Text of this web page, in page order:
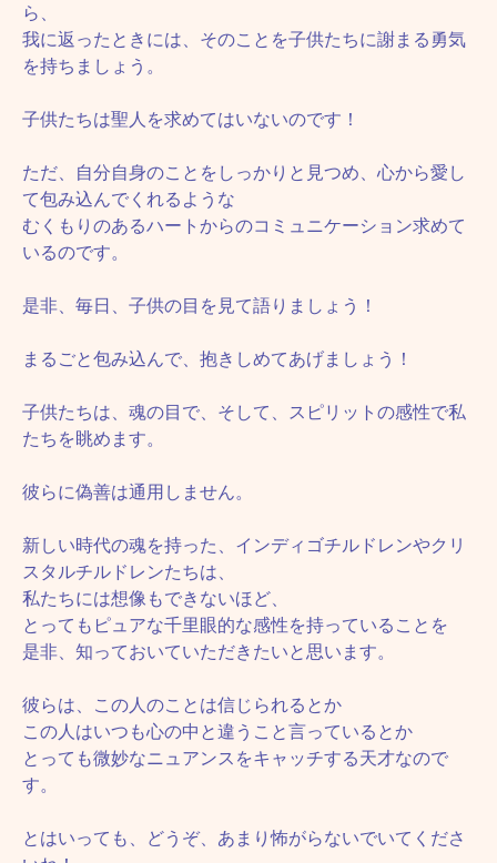
ら、
我に返ったときには、そのことを子供たちに謝まる勇気
を持ちましょう。
子供たちは聖人を求めてはいないのです！
ただ、自分自身のことをしっかりと見つめ、心から愛し
て包み込んでくれるような
むくもりのあるハートからのコミュニケーション求めて
いるのです。
是非、毎日、子供の目を見て語りましょう！
まるごと包み込んで、抱きしめてあげましょう！
子供たちは、魂の目で、そして、スピリットの感性で私
たちを眺めます。
彼らに偽善は通用しません。
新しい時代の魂を持った、インディゴチルドレンやクリ
スタルチルドレンたちは、
私たちには想像もできないほど、
とってもピュアな千里眼的な感性を持っていることを
是非、知っておいていただきたいと思います。
彼らは、この人のことは信じられるとか
この人はいつも心の中と違うこと言っているとか
とっても微妙なニュアンスをキャッチする天才なので
す。
とはいっても、どうぞ、あまり怖がらないでいてくださ